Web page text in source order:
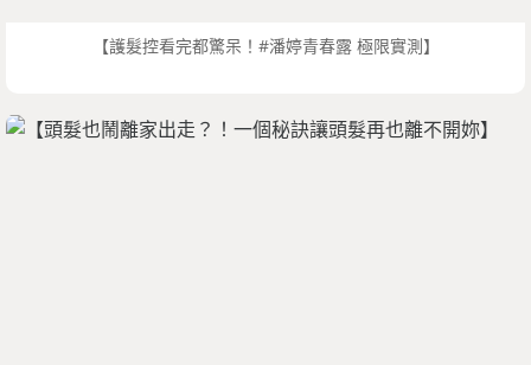
【護髮控看完都驚呆！#潘婷青春露 極限實測】